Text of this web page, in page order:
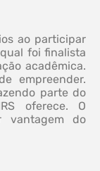
ao participar
foi finalista
acadêmica.
empreender.
parte do
oferece. O
vantagem do